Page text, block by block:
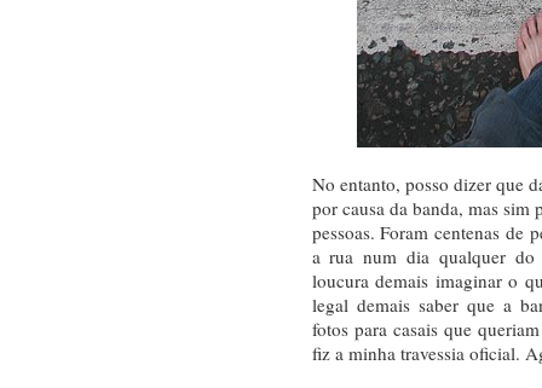
No entanto, posso dizer que
por causa da banda, mas sim
pessoas. Foram centenas de
a rua num dia qualquer do
loucura demais imaginar o
legal demais saber que a
fotos para casais que
fiz a minha travessia oficial.